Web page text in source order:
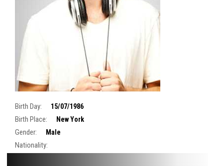
Birth Day: 15/07/1986
Birth Place: New York
Gender: Male
Nationality: